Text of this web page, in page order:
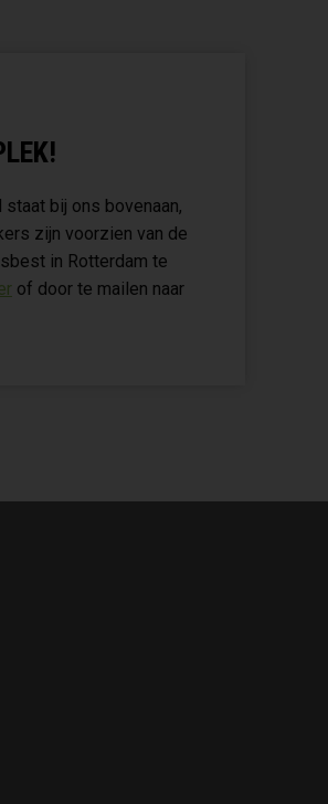
bij ons bovenaan,
zijn voorzien van de
in Rotterdam te
of door te mailen naar